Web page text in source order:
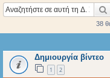
38
Δημιουργία βίντεο
1 2